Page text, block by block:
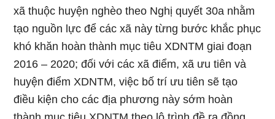
xã thuộc huyện nghèo theo Nghị quyết 30a nhằm
tạo nguồn lực để các xã này từng bước khắc phục
khó khăn hoàn thành mục tiêu XDNTM giai đoạn
2016 – 2020; đối với các xã điểm, xã ưu tiên và
huyện điểm XDNTM, việc bố trí ưu tiên sẽ tạo
điều kiện cho các địa phương này sớm hoàn